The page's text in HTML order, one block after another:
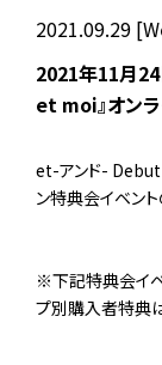
2021.09.29
2021年11月
et moi』オン
et-アンド- Debut
ン特典会イベン
※下記特典会イ
プ別購入者特典